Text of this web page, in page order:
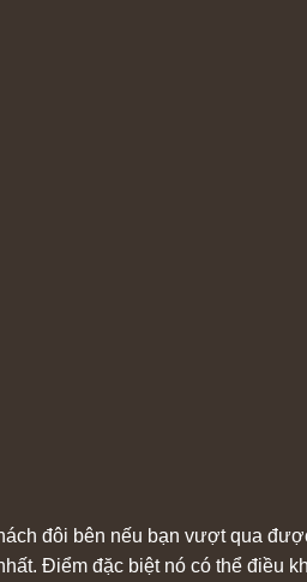
đôi bên nếu bạn vượt qua
Điểm đặc biệt nó có thể điều